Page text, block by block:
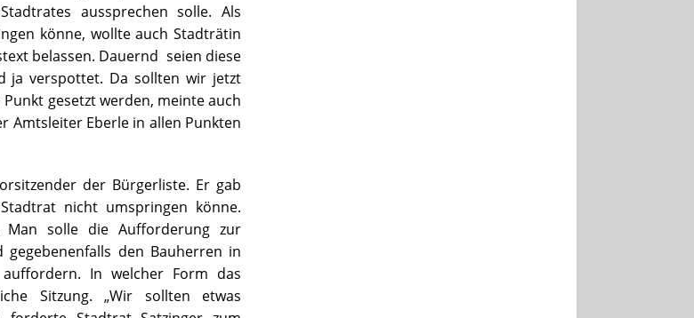
aussprechen solle. Als
könne, wollte auch Stadträtin
belassen. Dauernd seien diese
ja verspottet. Da sollten wir jetzt
gesetzt werden, meinte auch
Amtsleiter Eberle in allen Punkten
der Bürgerliste. Er gab
nicht umspringen könne.
Man solle die Aufforderung zur
den Bauherren in
In welcher Form das
Sitzung. „Wir sollten etwas